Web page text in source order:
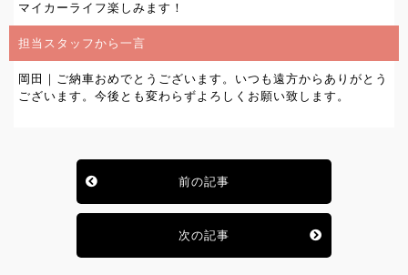
マイカーライフ楽しみます！
担当スタッフから一言
岡田｜ご納車おめでとうございます。いつも遠方からありがとう
ございます。今後とも変わらずよろしくお願い致します。
前の記事
次の記事